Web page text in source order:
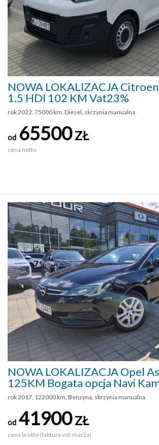
NOWA LOKALIZACJA
1.5 HDI 102 KM Vat23%
rok 2022, 75000 km, Diesel, skrzynia manualna
od 65500ZŁ
cena netto
NOWA LOKALIZACJA Opel
125KM Bogata opcja Navi
rok 2017, 122000 km, Benzyna, skrzynia manualna
od 41900ZŁ
cena brutto (faktura vat-marża)